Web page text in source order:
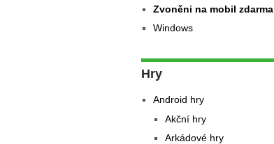
Zvoněni na mobil zdarma
Windows
Hry
Android hry
Akční hry
Arkádové hry